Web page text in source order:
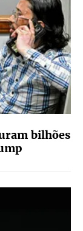
bilhões